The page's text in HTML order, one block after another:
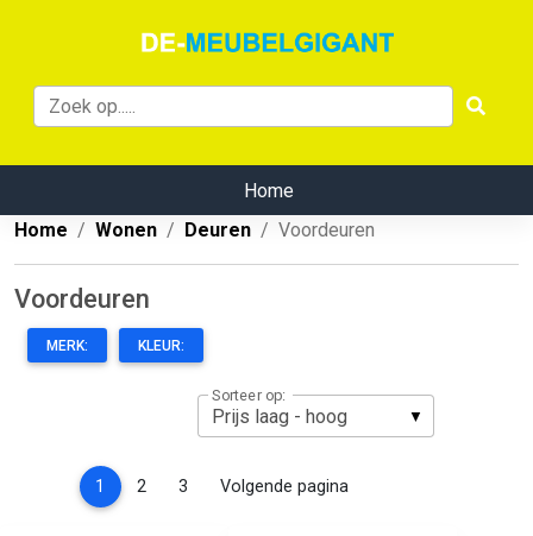
Home
Home
Wonen Deuren Voordeuren
Voordeuren
MERK: KLEUR:
Sorteer op:
1 (current)
2 3 Volgende pagina